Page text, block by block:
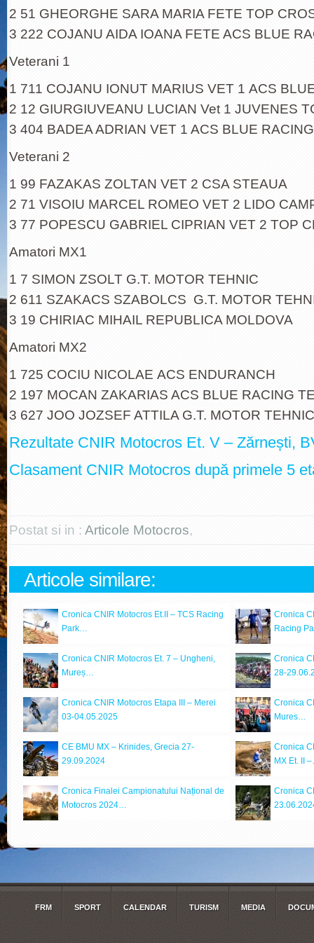
2 51 GHEORGHE SARA MARIA FETE TOP
3 222 COJANU AIDA IOANA FETE ACS BLUE
Veterani 1
1 711 COJANU IONUT MARIUS VET 1 ACS
2 12 GIURGIUVEANU LUCIAN Vet 1 JUVENES
3 404 BADEA ADRIAN VET 1 ACS BLUE
Veterani 2
1 99 FAZAKAS ZOLTAN VET 2 CSA STEAUA
2 71 VISOIU MARCEL ROMEO VET 2 LIDO
3 77 POPESCU GABRIEL CIPRIAN VET 2 TOP
Amatori MX1
1 7 SIMON ZSOLT G.T. MOTOR TEHNIC
2 611 SZAKACS SZABOLCS G.T. MOTOR
3 19 CHIRIAC MIHAIL REPUBLICA MOLDOVA
Amatori MX2
1 725 COCIU NICOLAE ACS ENDURANCH
2 197 MOCAN ZAKARIAS ACS BLUE RACING
3 627 JOO JOZSEF ATTILA G.T. MOTOR TEHNIC
Rezultate CNIR Motocros Et. V – Zărnești,
Clasament CNIR Motocros după primele 5
Postat si in : Articole Motocros,
Articole similare:
Cronica CNIR Motocros Et.II – TCS Racing
Park…
Cronica
Racing
Cronica CNIR Motocros Et. 7 – Ungheni,
Mureș…
Cronica
28-
Cronica CNIR Motocros Etapa III – Merei
03-04.05.2025
Cronica
Mures…
CE BMU MX – Krinides, Grecia 27-
29.09.2024
Cronica
MX Et. II
Cronica Finalei Campionatului Național de
Motocros 2024…
Cronica
FRM SPORT CALENDAR TURISM MEDIA